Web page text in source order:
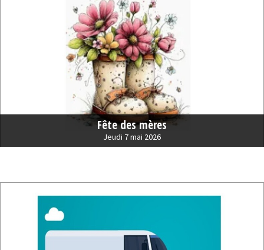
Fête des mères
Jeudi 7 mai 2026